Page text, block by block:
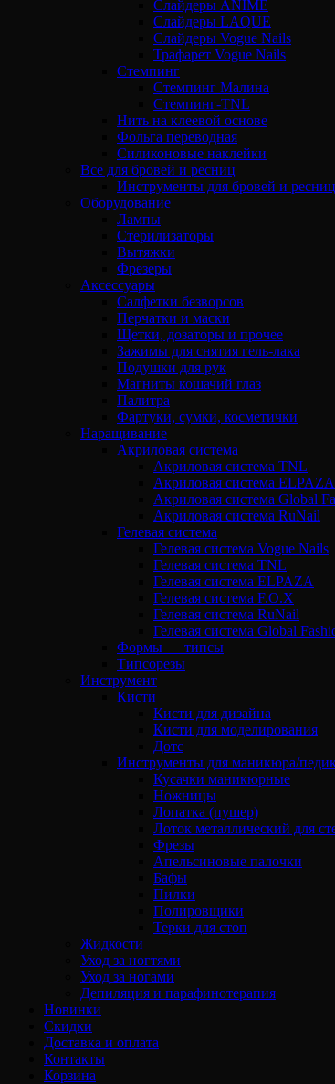
Слайдеры ANIME
Слайдеры LAQUE
Слайдеры Vogue Nails
Трафарет Vogue Nails
Стемпинг
Стемпинг Малина
Стемпинг-TNL
Нить на клеевой основе
Фольга переводная
Силиконовые наклейки
Все для бровей и ресниц
Инструменты для бровей и ресниц
Оборудование
Лампы
Стерилизаторы
Вытяжки
Фрезеры
Аксессуары
Салфетки безворсов
Перчатки и маски
Щетки, дозаторы и прочее
Зажимы для снятия гель-лака
Подушки для рук
Магниты кошачий глаз
Палитра
Фартуки, сумки, косметички
Наращивание
Акриловая система
Акриловая система TNL
Акриловая система ELPAZA
Акриловая система Global
Акриловая система RuNail
Гелевая система
Гелевая система Vogue Nails
Гелевая система TNL
Гелевая система ELPAZA
Гелевая система F.O.X
Гелевая система RuNail
Гелевая система Global
Формы — типсы
Типсорезы
Инструмент
Кисти
Кисти для дизайна
Кисти для моделирования
Дотс
Инструменты для маникюра/
Кусачки маникюрные
Ножницы
Лопатка (пушер)
Лоток металлический для
Фрезы
Апельсиновые палочки
Бафы
Пилки
Полировщики
Терки для стоп
Жидкости
Уход за ногтями
Уход за ногами
Депиляция и парафинотерапия
Новинки
Скидки
Доставка и оплата
Контакты
Корзина